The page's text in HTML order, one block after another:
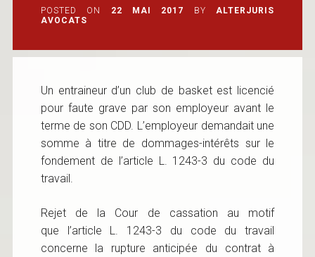
POSTED ON 22 MAI 2017 BY
ALTERJURIS
AVOCATS
Un entraineur d’un club de basket est licencié
pour faute grave par son employeur avant le
terme de son CDD. L’employeur demandait une
somme à titre de dommages-intérêts sur le
fondement de l’article L. 1243-3 du code du
travail.
Rejet de la Cour de cassation au motif
que l’article L. 1243-3 du code du travail
concerne la rupture anticipée du contrat à